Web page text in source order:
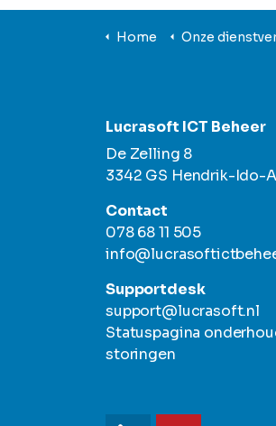
Home Onze
Lucrasoft ICT Beheer
De Zelling 8
3342 GS Hendrik-Ido-
Contact
078 68 11 505
Supportdesk
support@lucrasoft.nl
Statuspagina
storingen